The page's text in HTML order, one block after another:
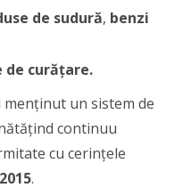
de sudură, benzi
curățare.
un sistem de
continuu
cu cerinţele
.